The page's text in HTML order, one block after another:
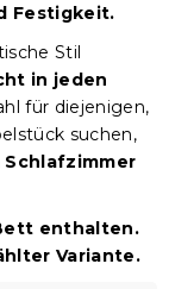
Festigkeit.
Stil
in jeden
für diejenigen,
suchen,
enthalten.
Variante.